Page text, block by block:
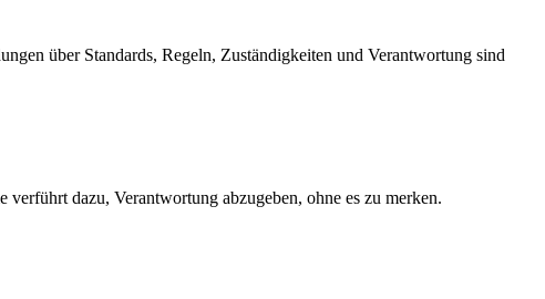
über Standards, Regeln, Zuständigkeiten und Verantwortung sind
dazu, Verantwortung abzugeben, ohne es zu merken.